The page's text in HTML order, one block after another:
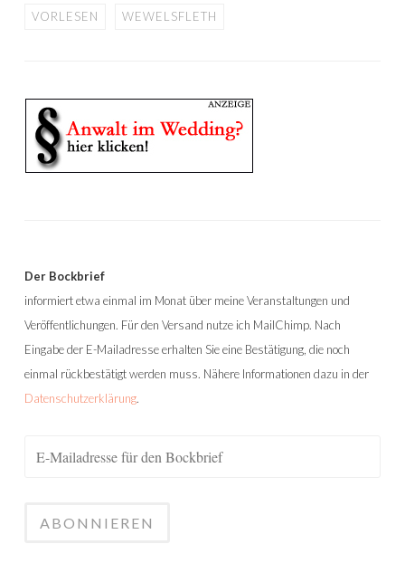
VORLESEN WEWELSFLETH
Der Bockbrief
informiert etwa einmal im Monat über meine Veranstaltungen und
Veröffentlichungen. Für den Versand nutze ich MailChimp. Nach
Eingabe der E-Mailadresse erhalten Sie eine Bestätigung, die noch
einmal rückbestätigt werden muss. Nähere Informationen dazu in der
Datenschutzerklärung.